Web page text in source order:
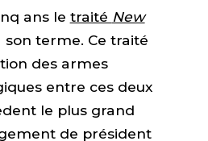
ans le traité New
terme. Ce traité
des armes
entre ces deux
le plus grand
de président